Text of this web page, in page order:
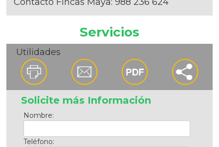
Servicios
Utilidades
Solicite más Información
Nombre:
Teléfono: